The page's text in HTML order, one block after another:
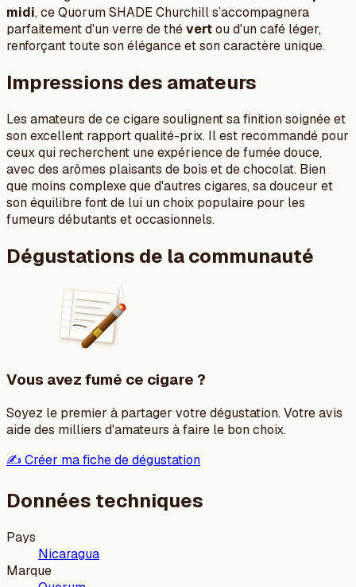
midi, ce Quorum SHADE Churchill s’accompagnera
parfaitement d'un verre de thévertou d'un café léger,
renforçant toute son élégance et son caractère unique.
Impressions des amateurs
Les amateurs de ce cigare soulignent sa finition soignée et
son excellent rapport qualité-prix. Il est recommandé pour
ceux qui recherchent une expérience de fumée douce,
avec des arômes plaisants de bois et de chocolat. Bien
que moins complexe que d'autres cigares, sa douceur et
son équilibre font de lui un choix populaire pour les
fumeurs débutants et occasionnels.
Dégustations de la communauté
Vous avez fumé ce cigare ?
Soyez le premier à partager votre dégustation. Votre avis
aide des milliers d'amateurs à faire le bon choix.
✍️ Créer ma fiche de dégustation
Données techniques
Pays
Nicaragua
Marque